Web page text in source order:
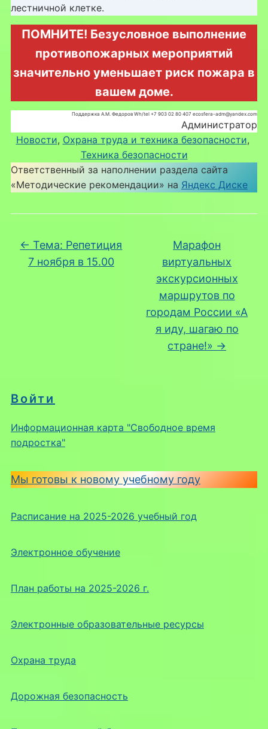
Войти
Информационная карта "Свободное время
подростка"
Мы готовы к новому учебному году
Расписание на 2025-2026 учебный год
Электронное обучение
План работы на 2025-2026 г.
Электронные образовательные ресурсы
Охрана труда
Дорожная безопасность
лестничной клетке.
ПОМНИТЕ! Безусловное выполнение
противопожарных мероприятий
значительно уменьшает риск пожара в
вашем доме.
Поддержка А.М. Федоров Wh/tel +7 903 02 80 407 ecosfera-adm@yandex.com
Администратор
Новости, Охрана труда и техника безопасности
Техника безопасности
Ответственный за наполнении раздела сайта
«Методические рекомендации» на Яндекс Диске
← Тема: Репетиция
7 ноября в 15.00
Марафон
виртуальных
экскурсионных
маршрутов по
городам России «А
я иду, шагаю по
стране!» →